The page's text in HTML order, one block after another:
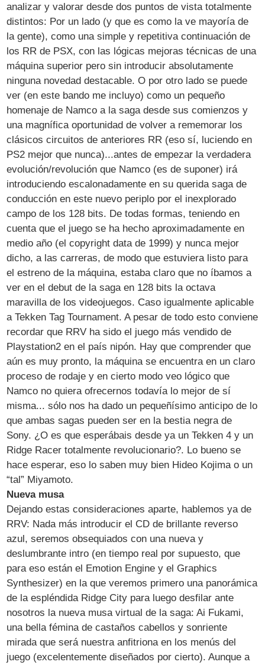
analizar y valorar desde dos puntos de vista totalmente
distintos: Por un lado (y que es como la ve mayoría de
la gente), como una simple y repetitiva continuación de
los RR de PSX, con las lógicas mejoras técnicas de una
máquina superior pero sin introducir absolutamente
ninguna novedad destacable. O por otro lado se puede
ver (en este bando me incluyo) como un pequeño
homenaje de Namco a la saga desde sus comienzos y
una magnífica oportunidad de volver a rememorar los
clásicos circuitos de anteriores RR (eso sí, luciendo en
PS2 mejor que nunca)...antes de empezar la verdadera
evolución/revolución que Namco (es de suponer) irá
introduciendo escalonadamente en su querida saga de
conducción en este nuevo periplo por el inexplorado
campo de los 128 bits. De todas formas, teniendo en
cuenta que el juego se ha hecho aproximadamente en
medio año (el copyright data de 1999) y nunca mejor
dicho, a las carreras, de modo que estuviera listo para
el estreno de la máquina, estaba claro que no íbamos a
ver en el debut de la saga en 128 bits la octava
maravilla de los videojuegos. Caso igualmente aplicable
a Tekken Tag Tournament. A pesar de todo esto conviene
recordar que RRV ha sido el juego más vendido de
Playstation2 en el país nipón. Hay que comprender que
aún es muy pronto, la máquina se encuentra en un claro
proceso de rodaje y en cierto modo veo lógico que
Namco no quiera ofrecernos todavía lo mejor de sí
misma... sólo nos ha dado un pequeñísimo anticipo de lo
que ambas sagas pueden ser en la bestia negra de
Sony. ¿O es que esperábais desde ya un Tekken 4 y un
Ridge Racer totalmente revolucionario?. Lo bueno se
hace esperar, eso lo saben muy bien Hideo Kojima o un
“tal” Miyamoto.
Nueva musa
Dejando estas consideraciones aparte, hablemos ya de
RRV: Nada más introducir el CD de brillante reverso
azul, seremos obsequiados con una nueva y
deslumbrante intro (en tiempo real por supuesto, que
para eso están el Emotion Engine y el Graphics
Synthesizer) en la que veremos primero una panorámica
de la espléndida Ridge City para luego desfilar ante
nosotros la nueva musa virtual de la saga: Ai Fukami,
una bella fémina de castaños cabellos y sonriente
mirada que será nuestra anfitriona en los menús del
juego (excelentemente diseñados por cierto). Aunque a